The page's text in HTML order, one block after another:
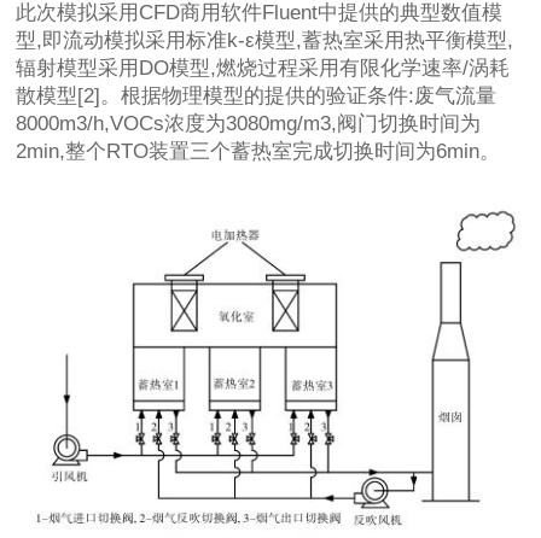
此次模拟采用CFD商用软件Fluent中提供的典型数值模
型,即流动模拟采用标准k-ε模型,蓄热室采用热平衡模型,
辐射模型采用DO模型,燃烧过程采用有限化学速率/涡耗
散模型[2]。根据物理模型的提供的验证条件:废气流量
8000m3/h,VOCs浓度为3080mg/m3,阀门切换时间为
2min,整个RTO装置三个蓄热室完成切换时间为6min。